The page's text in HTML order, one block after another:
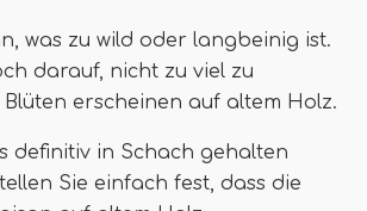
was zu wild oder langbeinig ist.
darauf, nicht zu viel zu
erscheinen auf altem Holz.
definitiv in Schach gehalten
Sie einfach fest, dass die